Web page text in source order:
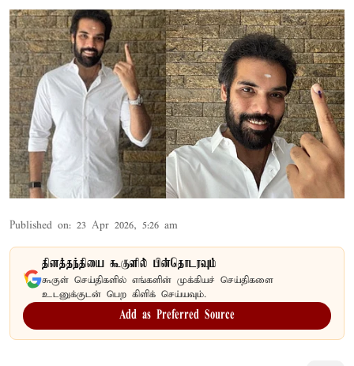
Published on: 23 Apr 2026, 5:26 am
தினத்தந்தியை கூகுளில் பின்தொடரவும்
கூகுள் செய்திகளில் எங்களின் முக்கியச் செய்திகளை
உடனுக்குடன் பெற கிளிக் செய்யவும்.
Add as Preferred Source